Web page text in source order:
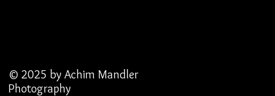
© 2025 by Achim Mandler
Photography